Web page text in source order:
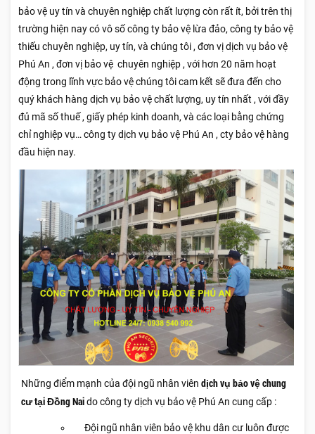
bảo vệ uy tín và chuyên nghiệp chất lượng còn rất ít, bởi trên thị
trường hiện nay có vô số công ty bảo vệ lừa đảo, công ty bảo vệ
thiếu chuyên nghiệp, uy tín, và chúng tôi , đơn vị dịch vụ bảo vệ
Phú An , đơn vị bảo vệ chuyên nghiệp , với hơn 20 năm hoạt
động trong lĩnh vực bảo vệ chúng tôi cam kết sẽ đưa đến cho
quý khách hàng dịch vụ bảo vệ chất lượng, uy tín nhất , với đầy
đủ mã số thuế , giấy phép kinh doanh, và các loại bằng chứng
chỉ nghiệp vụ… công ty dịch vụ bảo vệ Phú An , cty bảo vệ hàng
đầu hiện nay.
Những điểm mạnh của đội ngũ nhân viên dịch vụ bảo vệ chung
cư tại Đồng Naido công ty dịch vụ bảo vệ Phú An cung cấp :
Đội ngũ nhân viên bảo vệ khu dân cư luôn được